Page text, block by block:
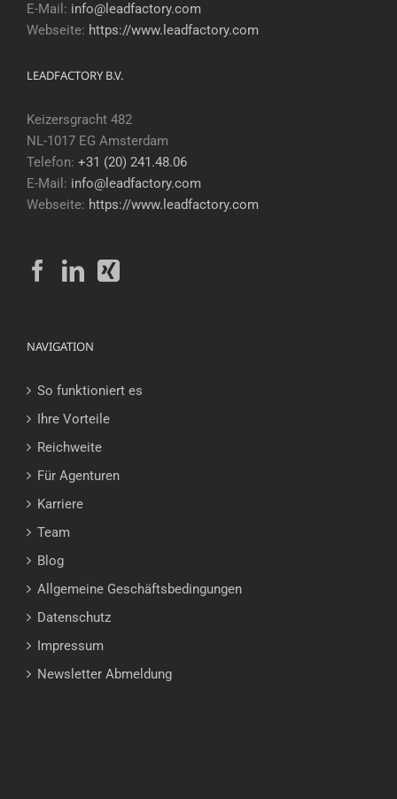
E-Mail: info@leadfactory.com
Webseite: https://www.leadfactory.com
LEADFACTORY B.V.
Keizersgracht 482
NL-1017 EG Amsterdam
Telefon: +31 (20) 241.48.06
E-Mail: info@leadfactory.com
Webseite: https://www.leadfactory.com
NAVIGATION
So funktioniert es
Ihre Vorteile
Reichweite
Für Agenturen
Karriere
Team
Blog
Allgemeine Geschäftsbedingungen
Datenschutz
Impressum
Newsletter Abmeldung